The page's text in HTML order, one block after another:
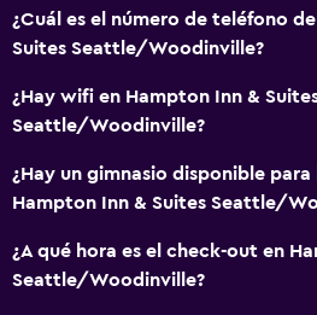
Radio
TV de pantalla plana
Sala de estar/TV compartida
TV
Estacionamiento y transporte
Carga de vehículos eléctricos
Estacionamiento gratuito
¿Cuál es el número de teléfono
Suites Seattle/Woodinville?
¿Hay wifi en Hampton Inn &
Seattle/Woodinville?
¿Hay un gimnasio disponible para
Hampton Inn & Suites Seattle/
¿A qué hora es el check-out en
Seattle/Woodinville?